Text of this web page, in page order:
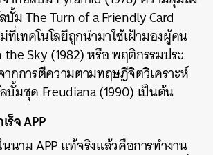
ม The Turn of a Friendly Card
ที่เทคโนโลยีถูกนำมาใช้เฝ้ามองผู้คน
Sky (1982) หรือ พฤติกรรมประ
กการตีความตามทฤษฎีจิตวิเคราะห์
มชุด Freudiana (1990) เป็นต้น
ร็จ APP
นนาม APP แท้จริงแล้วคือการทำงาน